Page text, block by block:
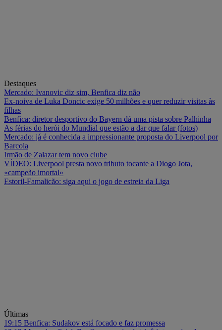
Destaques
Mercado: Ivanovic diz sim, Benfica diz não
Ex-noiva de Luka Doncic exige 50 milhões e quer reduzir visitas às
filhas
Benfica: diretor desportivo do Bayern dá uma pista sobre Palhinha
As férias do herói do Mundial que estão a dar que falar (fotos)
Mercado: já é conhecida a impressionante proposta do Liverpool por
Barcola
Irmão de Zalazar tem novo clube
VÍDEO: Liverpool presta novo tributo tocante a Diogo Jota,
«campeão imortal»
Estoril-Famalicão: siga aqui o jogo de estreia da Liga
Últimas
19:15 Benfica: Sudakov está focado e faz promessa